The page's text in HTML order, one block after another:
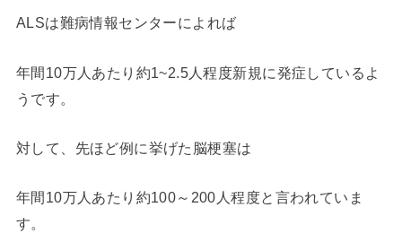
ALSは難病情報センターによれば
年間10万人あたり約1~2.5人程度新規に発症しているよ
うです。
対して、先ほど例に挙げた脳梗塞は
年間10万人あたり約100～200人程度と言われていま
す。